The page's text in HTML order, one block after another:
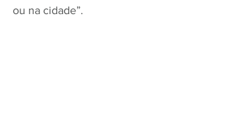
ou na cidade”.